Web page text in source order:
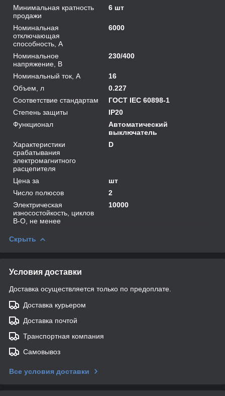
Минимальная кратность
продажи
6 шт
Номинальная
отключающая
способность, А
6000
Номинальное
напряжение, В
230/400
Номинальный ток, А
16
Объем, л
0.227
Соответствие стандартам
ГОСТ IEC 60898-1
Степень защиты
IP20
Функционал
Автоматический
выключатель
Характеристики
срабатывания
электромагнитного
расцепителя
D
Цена за
шт
Число полюсов
2
Электрическая
износостойкость, циклов
В-О, не менее
10000
Скрыть
Условия доставки
Доставка осуществляется только по предоплате.
Доставка курьером
Доставка почтой
Транспортная компания
Самовывоз
Все условия доставки